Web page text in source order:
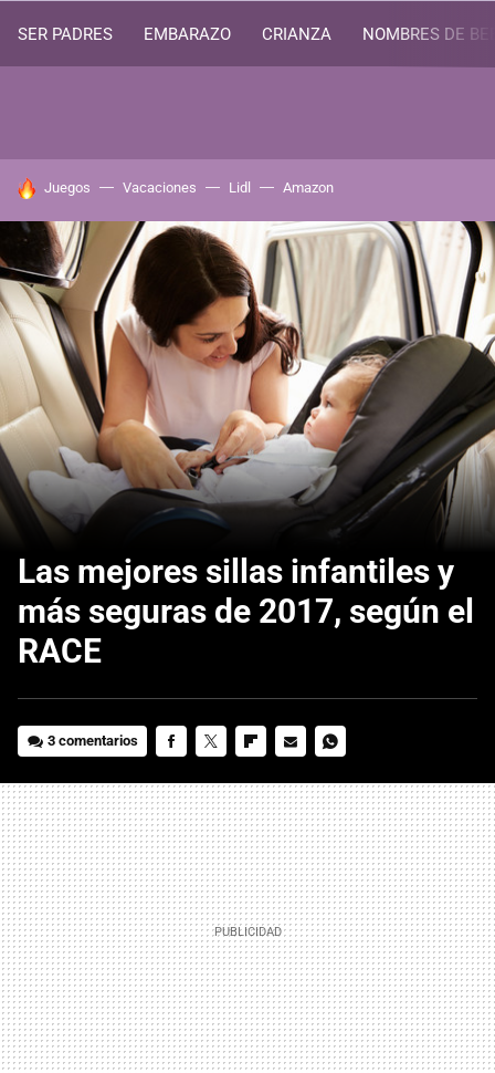
SER PADRES EMBARAZO CRIANZA NOMBRES DE
HOY SE HABLA DE
Juegos Vacaciones Lidl Amazon
Las mejores sillas infantiles y
más seguras de 2017, según el
RACE
3 comentarios
MAIL